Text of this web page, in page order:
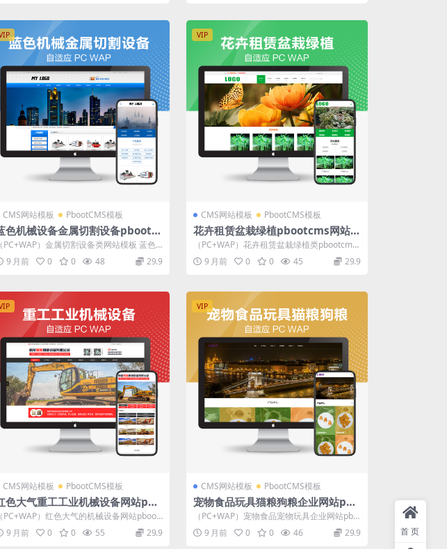
CMS网站模板 PbootCMS模板
色机械设备金属切割设备pbootc
ms模板网站源码下载
（PC+WAP）金属切割设备类网站模板 蓝色
械设备网站源码下载 pbootcm...
9 月前 0 0 48 29.9
VIP
CMS网站模板 PbootCMS模板
花卉租赁盆栽绿植pbootcms网站模
板源码下载
（PC+WAP）花卉租赁盆栽绿植类pbootcms
网站模板 pbootcms内核...
9 月前 0 0 45 29.9
CMS网站模板 PbootCMS模板
色大气重工工业机械设备网站pbo
otcms模板源码下载
（PC+WAP）红色大气的机械设备网站pboot
模板-重工工业设备网站源码...
9 月前 0 0 55 29.9
VIP
CMS网站模板 PbootCMS模板
宠物食品玩具猫粮狗粮企业网站pbo
otcms模板源码下载
（PC+WAP）宠物食品宠物玩具企业网站pbo
otcms模板 猫粮狗粮网站源码下...
9 月前 0 0 46 29.9 首页